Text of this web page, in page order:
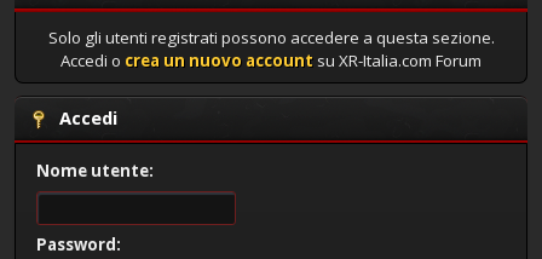
Solo gli utenti registrati possono accedere a questa sezione.
Accedi o crea un nuovo account su XR-Italia.com Forum
Accedi
Nome utente:
Password: